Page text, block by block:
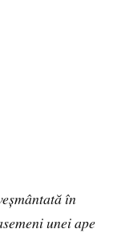
în
unei ape